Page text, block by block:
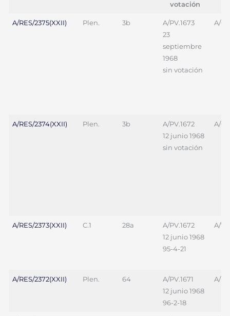
votación
A/RES/2375(XXII) Plen. 3b
A/PV.1673
23
septiembre
1968
sin votación
A/
A/RES/2374(XXII) Plen. 3b
A/PV.1672
12 junio 1968
sin votación
A/
A/RES/2373(XXII) C.1 28a
A/PV.1672
12 junio 1968
95-4-21
A/
A/RES/2372(XXII) Plen. 64
A/PV.1671
12 junio 1968
96-2-18
A/